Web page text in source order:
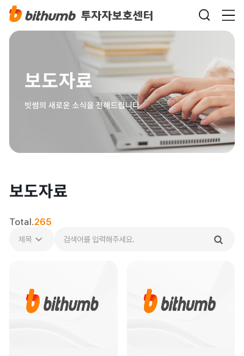
보도자료
빗썸의 새로운 소식을 전해드립니다
보도자료
Total.265